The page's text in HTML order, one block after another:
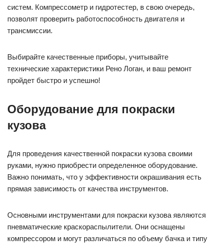
систем. Компрессометр и гидротестер, в свою очередь,
позволят проверить работоспособность двигателя и
трансмиссии.
Выбирайте качественные приборы, учитывайте
технические характеристики Рено Логан, и ваш ремонт
пройдет быстро и успешно!
Оборудование для покраски
кузова
Для проведения качественной покраски кузова своими
руками, нужно приобрести определенное оборудование.
Важно понимать, что у эффективности окрашивания есть
прямая зависимость от качества инструментов.
Основными инструментами для покраски кузова являются
пневматические краскораспылители. Они оснащены
компрессором и могут различаться по объему бачка и типу